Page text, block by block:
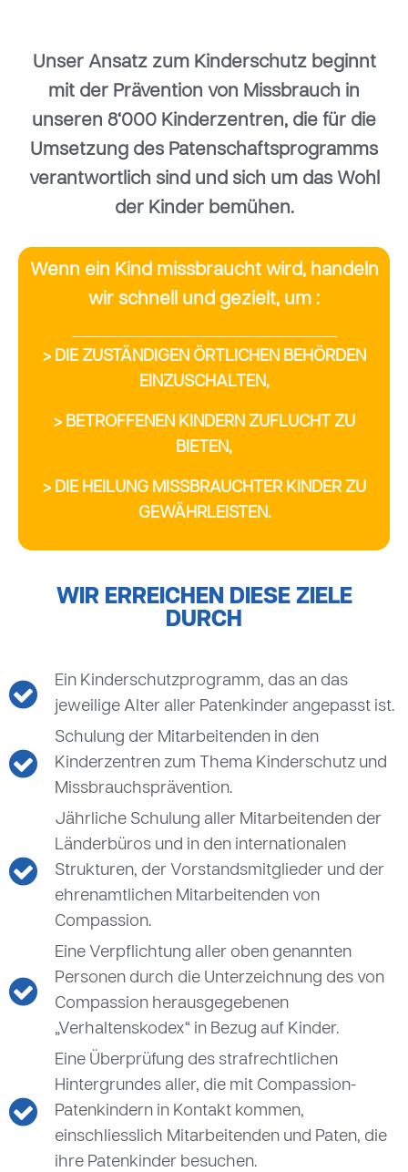
Unser Ansatz zum Kinderschutz beginnt
mit der Prävention von Missbrauch in
unseren 8‘000 Kinderzentren, die für die
Umsetzung des Patenschaftsprogramms
verantwortlich sind und sich um das Wohl
der Kinder bemühen.
Wenn ein Kind missbraucht wird, handeln
wir schnell und gezielt, um :
> DIE ZUSTÄNDIGEN ÖRTLICHEN BEHÖRDEN
EINZUSCHALTEN,
> BETROFFENEN KINDERN ZUFLUCHT ZU
BIETEN,
> DIE HEILUNG MISSBRAUCHTER KINDER ZU
GEWÄHRLEISTEN.
WIR ERREICHEN DIESE ZIELE
DURCH
Ein Kinderschutzprogramm, das an das
jeweilige Alter aller Patenkinder angepasst ist.
Schulung der Mitarbeitenden in den
Kinderzentren zum Thema Kinderschutz und
Missbrauchsprävention.
Jährliche Schulung aller Mitarbeitenden der
Länderbüros und in den internationalen
Strukturen, der Vorstandsmitglieder und der
ehrenamtlichen Mitarbeitenden von
Compassion.
Eine Verpflichtung aller oben genannten
Personen durch die Unterzeichnung des von
Compassion herausgegebenen
„Verhaltenskodex“ in Bezug auf Kinder.
Eine Überprüfung des strafrechtlichen
Hintergrundes aller, die mit Compassion-
Patenkindern in Kontakt kommen,
einschliesslich Mitarbeitenden und Paten, die
ihre Patenkinder besuchen.